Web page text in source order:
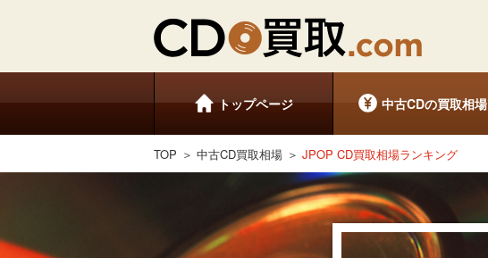
トップページ 中古CDの買取相場
TOP 中古CD買取相場 JPOP CD買取相場ランキング